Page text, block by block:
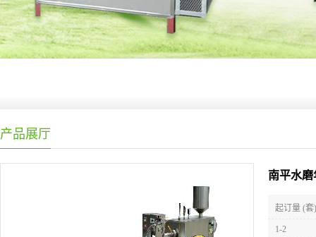
产品展厅
南平水
起订量 (套)
1-2